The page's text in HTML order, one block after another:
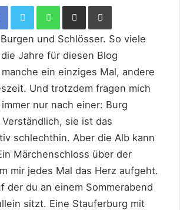
Facebook Twitter WhatsApp Per Email teilen
und Schlösser. So viele
Jahre für diesen Blog
ein einziges Mal, andere
Und trotzdem fragen mich
nur nach einer: Burg
sie ist das
schlechthin. Aber die Alb kann
Märchenschloss über der
mir jedes Mal das Herz aufgeht.
der du an einem Sommerabend
sitzt. Eine Stauferburg mit